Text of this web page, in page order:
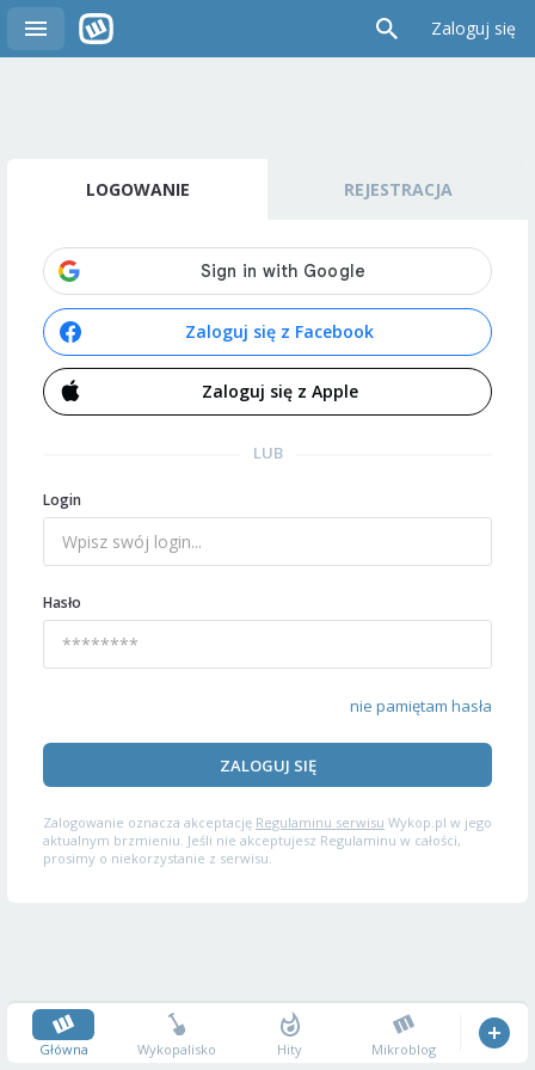
Zaloguj się
LOGOWANIE REJESTRACJA
Zaloguj się z Facebook
Zaloguj się z Apple
LUB
Login
Hasło
nie pamiętam hasła
ZALOGUJ SIĘ
Zalogowanie oznacza akceptację Regulaminu serwisu Wykop.pl w jego
aktualnym brzmieniu. Jeśli nie akceptujesz Regulaminu w całości,
prosimy o niekorzystanie z serwisu.
Główna Wykopalisko Hity Mikroblog